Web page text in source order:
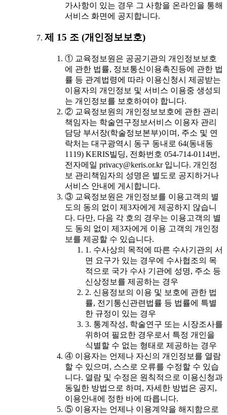
가사항이 있는 경우 그 사항을 온라인을 통해
서비스 화면에 공지합니다.
제 15 조 (개인정보보호)
① 교육정보원은 공공기관의 개인정보보호
에 관한 법률, 정보통신이용촉진등에 관한 법
률 등 관계법령에 따라 이용신청시 제공받는
이용자의 개인정보 및 서비스 이용중 생성되
는 개인정보를 보호하여야 합니다.
② 교육정보원의 개인정보보호에 관한 관리
책임자는 학술연구정보서비스 이용자 관리
담당 부서장(학술정보본부)이며, 주소 및 연
락처는 대구광역시 동구 동내로 64(동내동
1119) KERIS빌딩, 전화번호 054-714-0114번,
전자메일 privacy@keris.or.kr 입니다. 개인정
보 관리책임자의 성명은 별도로 공지하거나
서비스 안내에 게시합니다.
③ 교육정보원은 개인정보를 이용고객의 별
도의 동의 없이 제3자에게 제공하지 않습니
다. 다만, 다음 각 호의 경우는 이용고객의 별
도 동의 없이 제3자에게 이용 고객의 개인정
보를 제공할 수 있습니다.
1. 수사상의 목적에 따른 수사기관의 서
면 요구가 있는 경우에 수사협조의 목
적으로 국가 수사 기관에 성명, 주소 등
신상정보를 제공하는 경우
2. 신용정보의 이용 및 보호에 관한 법
률, 전기통신관련법률 등 법률에 특별
한 규정이 있는 경우
3. 통계작성, 학술연구 또는 시장조사를
위하여 필요한 경우로서 특정 개인을
식별할 수 없는 형태로 제공하는 경우
④ 이용자는 언제나 자신의 개인정보를 열람
할 수 있으며, 스스로 오류를 수정할 수 있습
니다. 열람 및 수정은 원칙적으로 이용신청과
동일한 방법으로 하며, 자세한 방법은 공지,
이용안내에 정한 바에 따릅니다.
⑤ 이용자는 언제나 이용계약을 해지함으로